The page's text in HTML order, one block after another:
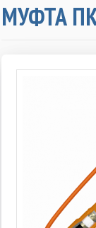
МУФТА